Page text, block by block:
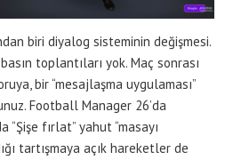
biri diyalog sisteminin değişmesi.
toplantıları yok. Maç sonrası
bir “mesajlaşma uygulaması”
Football Manager 26’da
fırlat” yahut “masayı
tartışmaya açık hareketler de